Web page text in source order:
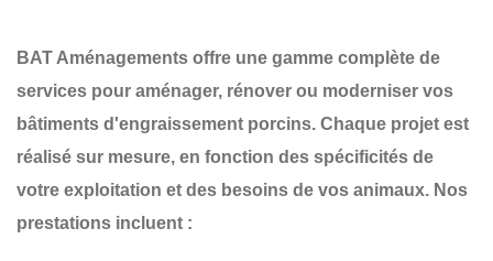
BAT Aménagements offre une gamme complète de
services pour aménager, rénover ou moderniser vos
bâtiments d'engraissement porcins. Chaque projet est
réalisé sur mesure, en fonction des spécificités de
votre exploitation et des besoins de vos animaux. Nos
prestations incluent :